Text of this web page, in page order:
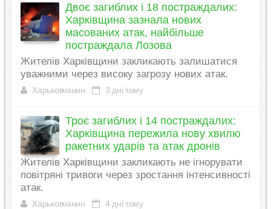
Двоє загиблих і 18 постраждалих:
Харківщина зазнала нових
масованих атак, найбільше
постраждала Лозова
Жителів Харківщини закликають залишатися
уважними через високу загрозу нових атак.
Харьковчанин 3 дні тому
Троє загиблих і 14 постраждалих:
Харківщина пережила нову хвилю
ракетних ударів та атак дронів
Жителів Харківщини закликають не ігнорувати
повітряні тривоги через зростання інтенсивності
атак.
Харьковчанин 4 дні тому